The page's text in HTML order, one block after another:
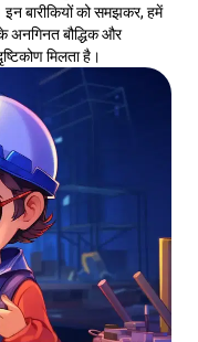
बारीकियों को समझकर, हमें
बौद्धिक और
मिलता है।